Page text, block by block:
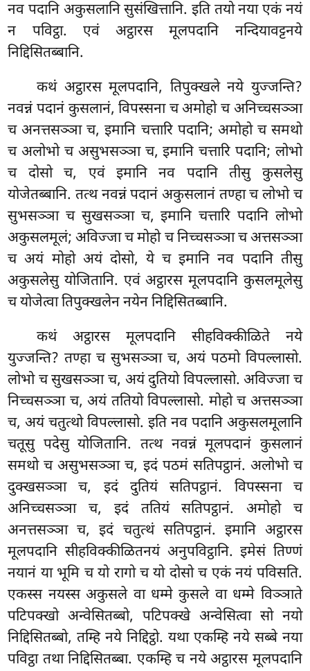
नव पदानि अकुसलानि सुसंखित्तानि. इति तयो नया एकं नयं
न पविट्ठा. एवं अट्ठारस मूलपदानि नन्दियावट्टनये
निद्दिसितब्बानि.
कथं अट्ठारस मूलपदानि, तिपुक्खलेनये युज्जन्ति?
नवन्नं पदानं कुसलानं, विपस्सना च अमोहो च अनिच्चसञ्ञा
च अनत्तसञ्ञा च, इमानि चत्तारि पदानि; अमोहो च समथो
च अलोभो च असुभसञ्ञा च, इमानि चत्तारि पदानि; लोभो
च दोसो च, एवं इमानि नव पदानि तीसु कुसलेसु
योजेतब्बानि. तत्थ नवन्नं पदानं अकुसलानं तण्हा च लोभो च
सुभसञ्ञा च सुखसञ्ञा च, इमानि चत्तारि पदानि लोभो
अकुसलमूलं; अविज्जा च मोहो च निच्चसञ्ञा च अत्तसञ्ञा
च अयं मोहो अयं दोसो, ये च इमानि नव पदानि तीसु
अकुसलेसु योजितानि. एवं अट्ठारस मूलपदानि कुसलमूलेसु
च योजेत्वा तिपुक्खलेन नयेन निद्दिसितब्बानि.
कथं अट्ठारस मूलपदानि सीहविक्कीळिते नये
युज्जन्ति? तण्हा च सुभसञ्ञा च, अयं पठमो विपल्लासो.
लोभो च सुखसञ्ञा च, अयं दुतियो विपल्लासो. अविज्जा च
निच्चसञ्ञा च, अयं ततियो विपल्लासो. मोहो च अत्तसञ्ञा
च, अयं चतुत्थो विपल्लासो. इति नव पदानि अकुसलमूलानि
चतूसु पदेसु योजितानि. तत्थ नवन्नं मूलपदानं कुसलानं
समथो च असुभसञ्ञा च, इदं पठमं सतिपट्ठानं. अलोभो च
दुक्खसञ्ञा च, इदं दुतियं सतिपट्ठानं. विपस्सना च
अनिच्चसञ्ञा च, इदं ततियं सतिपट्ठानं. अमोहो च
अनत्तसञ्ञा च, इदं चतुत्थं सतिपट्ठानं. इमानि अट्ठारस
मूलपदानि सीहविक्कीळितनयं अनुपविट्ठानि. इमेसं तिण्णं
नयानं या भूमि च यो रागो च यो दोसो च एकं नयं पविसति.
एकस्स नयस्स अकुसले वा धम्मे कुसले वा धम्मे विञ्ञाते
पटिपक्खो अन्वेसितब्बो, पटिपक्खे अन्वेसित्वा सो नयो
निद्दिसितब्बो, तम्हि नयेनिद्दिट्ठो. यथा एकम्हि नये सब्बे नया
पविट्ठा तथा निद्दिसितब्बा. एकम्हि च नये अट्ठारस मूलपदानि